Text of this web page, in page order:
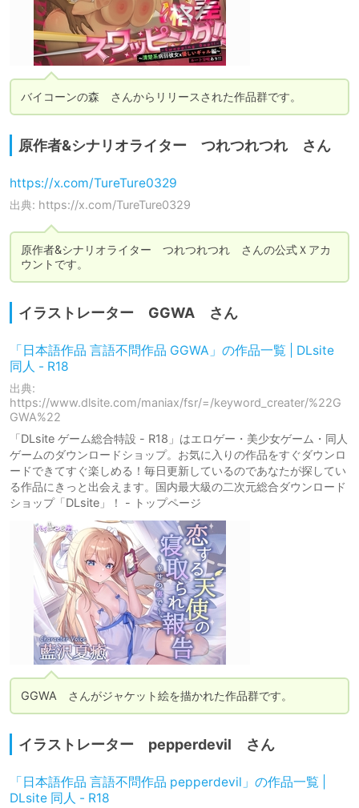
バイコーンの森　さんからリリースされた作品群です。
原作者&シナリオライター つれつれつれ さん
https://x.com/TureTure0329
出典: https://x.com/TureTure0329
原作者&シナリオライター　つれつれつれ　さんの公式Ｘアカ
ウントです。
イラストレーター GGWA さん
「日本語作品 言語不問作品 GGWA」の作品一覧 | DLsite
同人 - R18
出典:
https://www.dlsite.com/maniax/fsr/=/keyword_creater/%22G
GWA%22
「DLsite ゲーム総合特設 - R18」はエロゲー・美少女ゲーム・同人
ゲームのダウンロードショップ。お気に入りの作品をすぐダウンロ
ードできてすぐ楽しめる！毎日更新しているのであなたが探してい
る作品にきっと出会えます。国内最大級の二次元総合ダウンロード
ショップ「DLsite」！ - トップページ
GGWA　さんがジャケット絵を描かれた作品群です。
イラストレーター pepperdevil さん
「日本語作品 言語不問作品 pepperdevil」の作品一覧 |
DLsite 同人 - R18